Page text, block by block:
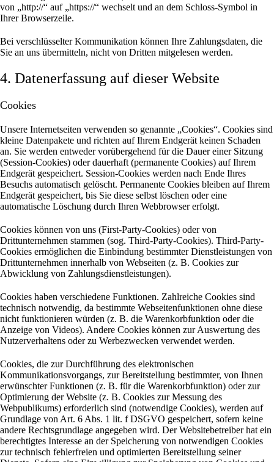
von „http://“ auf „https://“ wechselt und an dem Schloss-Symbol in
Ihrer Browserzeile.
Bei verschlüsselter Kommunikation können Ihre Zahlungsdaten, die
Sie an uns übermitteln, nicht von Dritten mitgelesen werden.
4. Datenerfassung auf dieser Website
Cookies
Unsere Internetseiten verwenden so genannte „Cookies“. Cookies sind
kleine Datenpakete und richten auf Ihrem Endgerät keinen Schaden
an. Sie werden entweder vorübergehend für die Dauer einer Sitzung
(Session-Cookies) oder dauerhaft (permanente Cookies) auf Ihrem
Endgerät gespeichert. Session-Cookies werden nach Ende Ihres
Besuchs automatisch gelöscht. Permanente Cookies bleiben auf Ihrem
Endgerät gespeichert, bis Sie diese selbst löschen oder eine
automatische Löschung durch Ihren Webbrowser erfolgt.
Cookies können von uns (First-Party-Cookies) oder von
Drittunternehmen stammen (sog. Third-Party-Cookies). Third-Party-
Cookies ermöglichen die Einbindung bestimmter Dienstleistungen von
Drittunternehmen innerhalb von Webseiten (z. B. Cookies zur
Abwicklung von Zahlungsdienstleistungen).
Cookies haben verschiedene Funktionen. Zahlreiche Cookies sind
technisch notwendig, da bestimmte Webseitenfunktionen ohne diese
nicht funktionieren würden (z. B. die Warenkorbfunktion oder die
Anzeige von Videos). Andere Cookies können zur Auswertung des
Nutzerverhaltens oder zu Werbezwecken verwendet werden.
Cookies, die zur Durchführung des elektronischen
Kommunikationsvorgangs, zur Bereitstellung bestimmter, von Ihnen
erwünschter Funktionen (z. B. für die Warenkorbfunktion) oder zur
Optimierung der Website (z. B. Cookies zur Messung des
Webpublikums) erforderlich sind (notwendige Cookies), werden auf
Grundlage von Art. 6 Abs. 1 lit. f DSGVO gespeichert, sofern keine
andere Rechtsgrundlage angegeben wird. Der Websitebetreiber hat ein
berechtigtes Interesse an der Speicherung von notwendigen Cookies
zur technisch fehlerfreien und optimierten Bereitstellung seiner